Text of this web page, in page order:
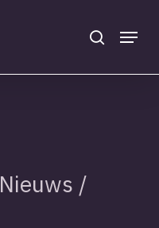
Menu
Nieuws /
Close